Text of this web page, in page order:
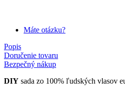
Máte otázku?
Popis
Doručenie tovaru
Bezpečný nákup
DIY sada zo 100% ľudských vlasov